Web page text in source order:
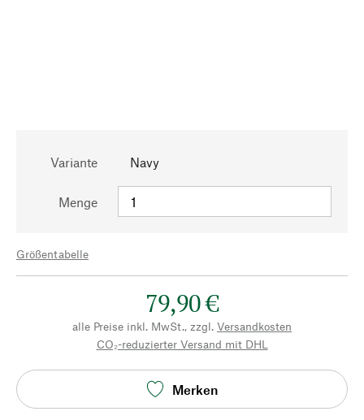
Variante Navy
Menge
Größentabelle
79,90 €
alle Preise inkl. MwSt., zzgl. Versandkosten
CO₂-reduzierter Versand mit DHL
Merken